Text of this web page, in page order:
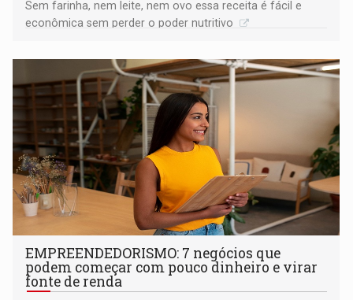
Sem farinha, nem leite, nem ovo essa receita é fácil e
econômica sem perder o poder nutritivo
EMPREENDEDORISMO: 7 negócios que
podem começar com pouco dinheiro e virar
fonte de renda